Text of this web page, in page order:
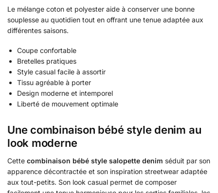
Le mélange coton et polyester aide à conserver une bonne
souplesse au quotidien tout en offrant une tenue adaptée aux
différentes saisons.
Coupe confortable
Bretelles pratiques
Style casual facile à assortir
Tissu agréable à porter
Design moderne et intemporel
Liberté de mouvement optimale
Une combinaison bébé style denim au
look moderne
Cette combinaison bébé style salopette denim séduit par son
apparence décontractée et son inspiration streetwear adaptée
aux tout-petits. Son look casual permet de composer